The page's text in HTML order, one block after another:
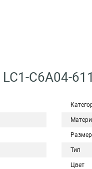
C6A04-611
Размер
Тип
Цвет